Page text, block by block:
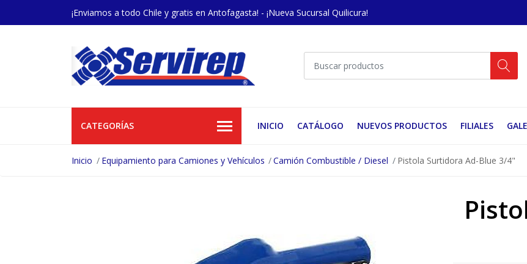
¡Enviamos a todo Chile y gratis en Antofagasta! - ¡Nueva Sucursal Quilicura!
CATEGORÍAS INICIO CATÁLOGO NUEVOS PRODUCTOS FILIALES
Inicio Equipamiento para Camiones y Vehículos Camión Combustible / Diesel Pistola Surtidora Ad-Blue 3/4"